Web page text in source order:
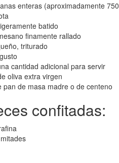
enteras (aproximadamente
batido
finamente rallado
triturado
cantidad adicional para servir
oliva extra virgen
pan de masa madre o de centeno
confitadas: